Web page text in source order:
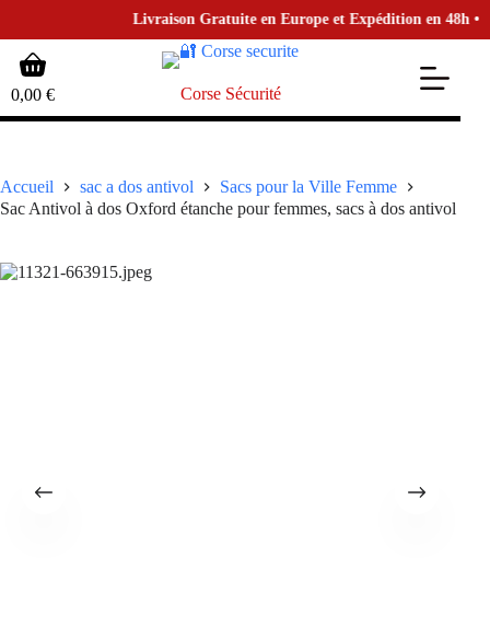
Livraison Gratuite en Europe et Expédition en 48h •
contenu
Panier
d’achat
0,00 € Corse Sécurité
Accueil sac a dos antivol
Sacs pour la Ville Femme
Sac Antivol à dos Oxford étanche pour femmes, sacs à dos antivol